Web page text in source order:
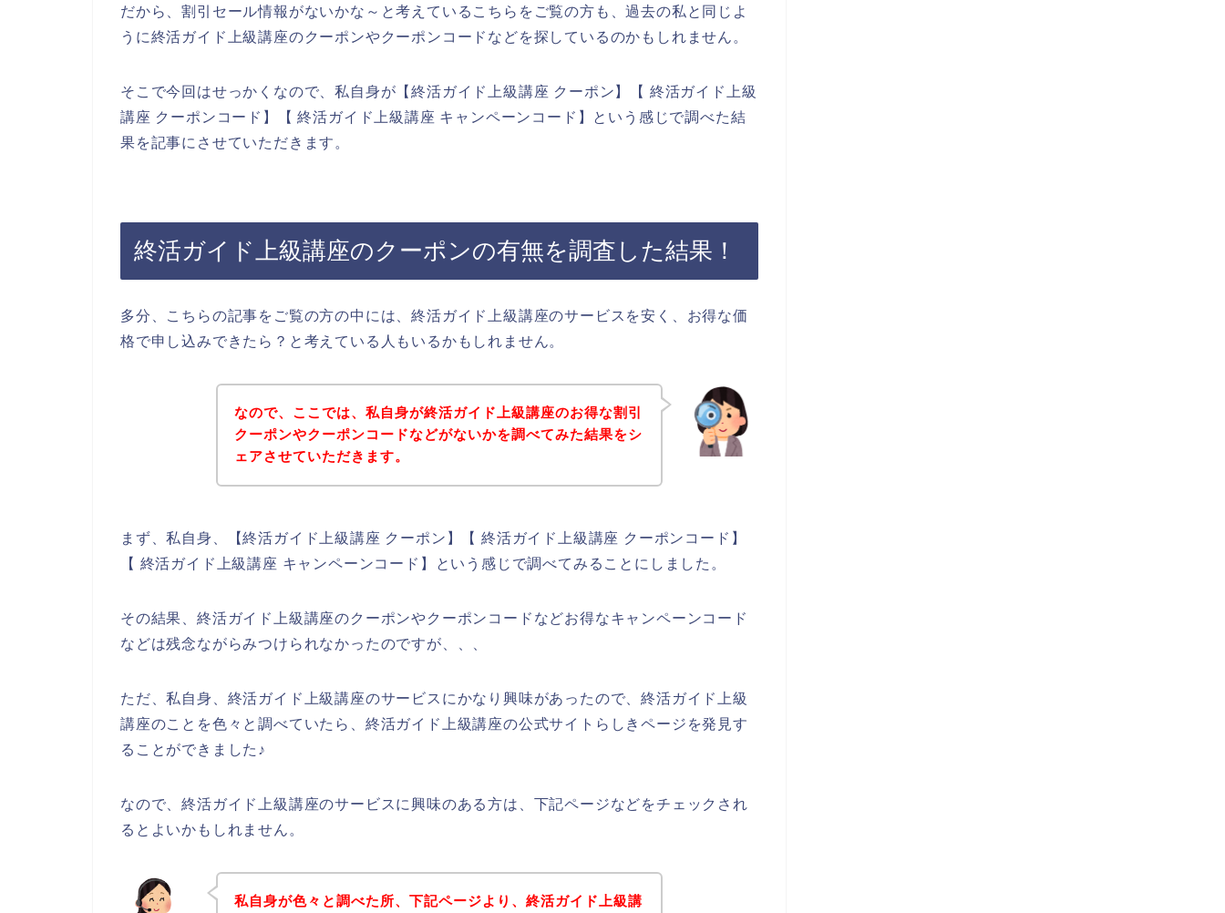
だから、割引セール情報がないかな～と考えているこちらをご覧の方も、過去の私と同じよ
うに終活ガイド上級講座のクーポンやクーポンコードなどを探しているのかもしれません。
そこで今回はせっかくなので、私自身が【終活ガイド上級講座 クーポン】【 終活ガイド上級
講座 クーポンコード】【 終活ガイド上級講座 キャンペーンコード】という感じで調べた結
果を記事にさせていただきます。
終活ガイド上級講座のクーポンの有無を調査した結果！
多分、こちらの記事をご覧の方の中には、終活ガイド上級講座のサービスを安く、お得な価
格で申し込みできたら？と考えている人もいるかもしれません。
なので、ここでは、私自身が終活ガイド上級講座のお得な割引
クーポンやクーポンコードなどがないかを調べてみた結果をシ
ェアさせていただきます。
まず、私自身、【終活ガイド上級講座 クーポン】【 終活ガイド上級講座 クーポンコード】
【 終活ガイド上級講座 キャンペーンコード】という感じで調べてみることにしました。
その結果、終活ガイド上級講座のクーポンやクーポンコードなどお得なキャンペーンコード
などは残念ながらみつけられなかったのですが、、、
ただ、私自身、終活ガイド上級講座のサービスにかなり興味があったので、終活ガイド上級
講座のことを色々と調べていたら、終活ガイド上級講座の公式サイトらしきページを発見す
ることができました♪
なので、終活ガイド上級講座のサービスに興味のある方は、下記ページなどをチェックされ
るとよいかもしれません。
私自身が色々と調べた所、下記ページより、終活ガイド上級講